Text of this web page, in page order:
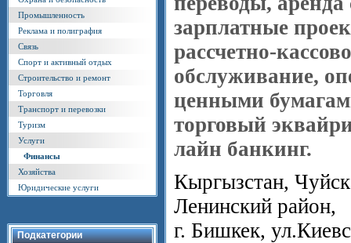
Промышленность
Реклама и полиграфия
Связь
Спорт и активный отдых
Строительство и ремонт
Торговля
Транспорт и перевозки
Туризм
Услуги
Финансы
Хозяйства
Юридические услуги
Подкатегории
зарплатные
рассчетно-
обслуживание,
ценными
торговый
лайн банкинг.
Кыргызстан,
Ленинский район,
г. Бишкек,